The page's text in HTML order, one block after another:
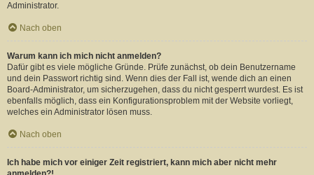
Administrator.
Nach oben
Warum kann ich mich nicht anmelden?
Dafür gibt es viele mögliche Gründe. Prüfe zunächst, ob dein Benutzername
und dein Passwort richtig sind. Wenn dies der Fall ist, wende dich an einen
Board-Administrator, um sicherzugehen, dass du nicht gesperrt wurdest. Es ist
ebenfalls möglich, dass ein Konfigurationsproblem mit der Website vorliegt,
welches ein Administrator lösen muss.
Nach oben
Ich habe mich vor einiger Zeit registriert, kann mich aber nicht mehr